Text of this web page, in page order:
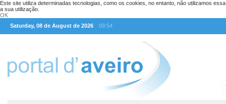
Este site utiliza determinadas tecnologias, como os cookies, no entanto, não utilizamos
a sua utilização.
OK
Saturday, 08 de August de 2026
09:54